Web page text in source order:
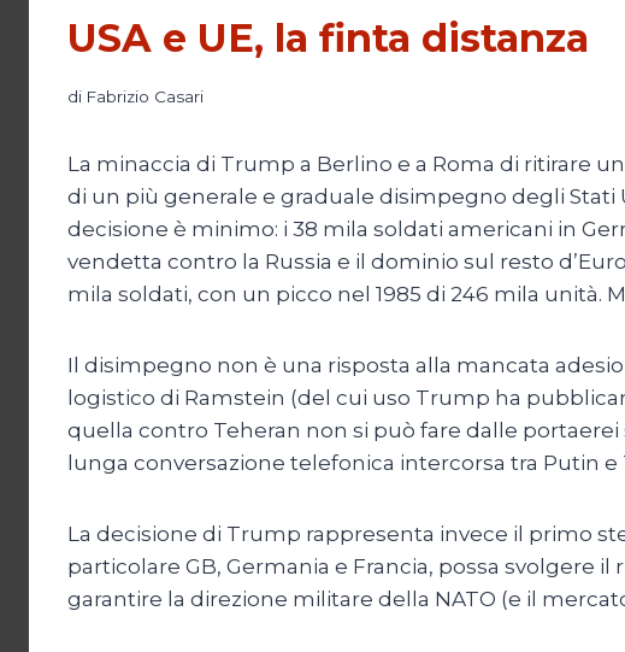
USA e UE, la finta distanza
di Fabrizio Casari
La minaccia di Trump a Berlino e a Roma di ritirare
di un più generale e graduale disimpegno degli
decisione è minimo: i 38 mila soldati americani in
vendetta contro la Russia e il dominio sul resto
mila soldati, con un picco nel 1985 di 246 mila
Il disimpegno non è una risposta alla mancata
logistico di Ramstein (del cui uso Trump ha
quella contro Teheran non si può fare dalle
lunga conversazione telefonica intercorsa tra Putin
La decisione di Trump rappresenta invece il primo
particolare GB, Germania e Francia, possa svolgere
garantire la direzione militare della NATO (e il